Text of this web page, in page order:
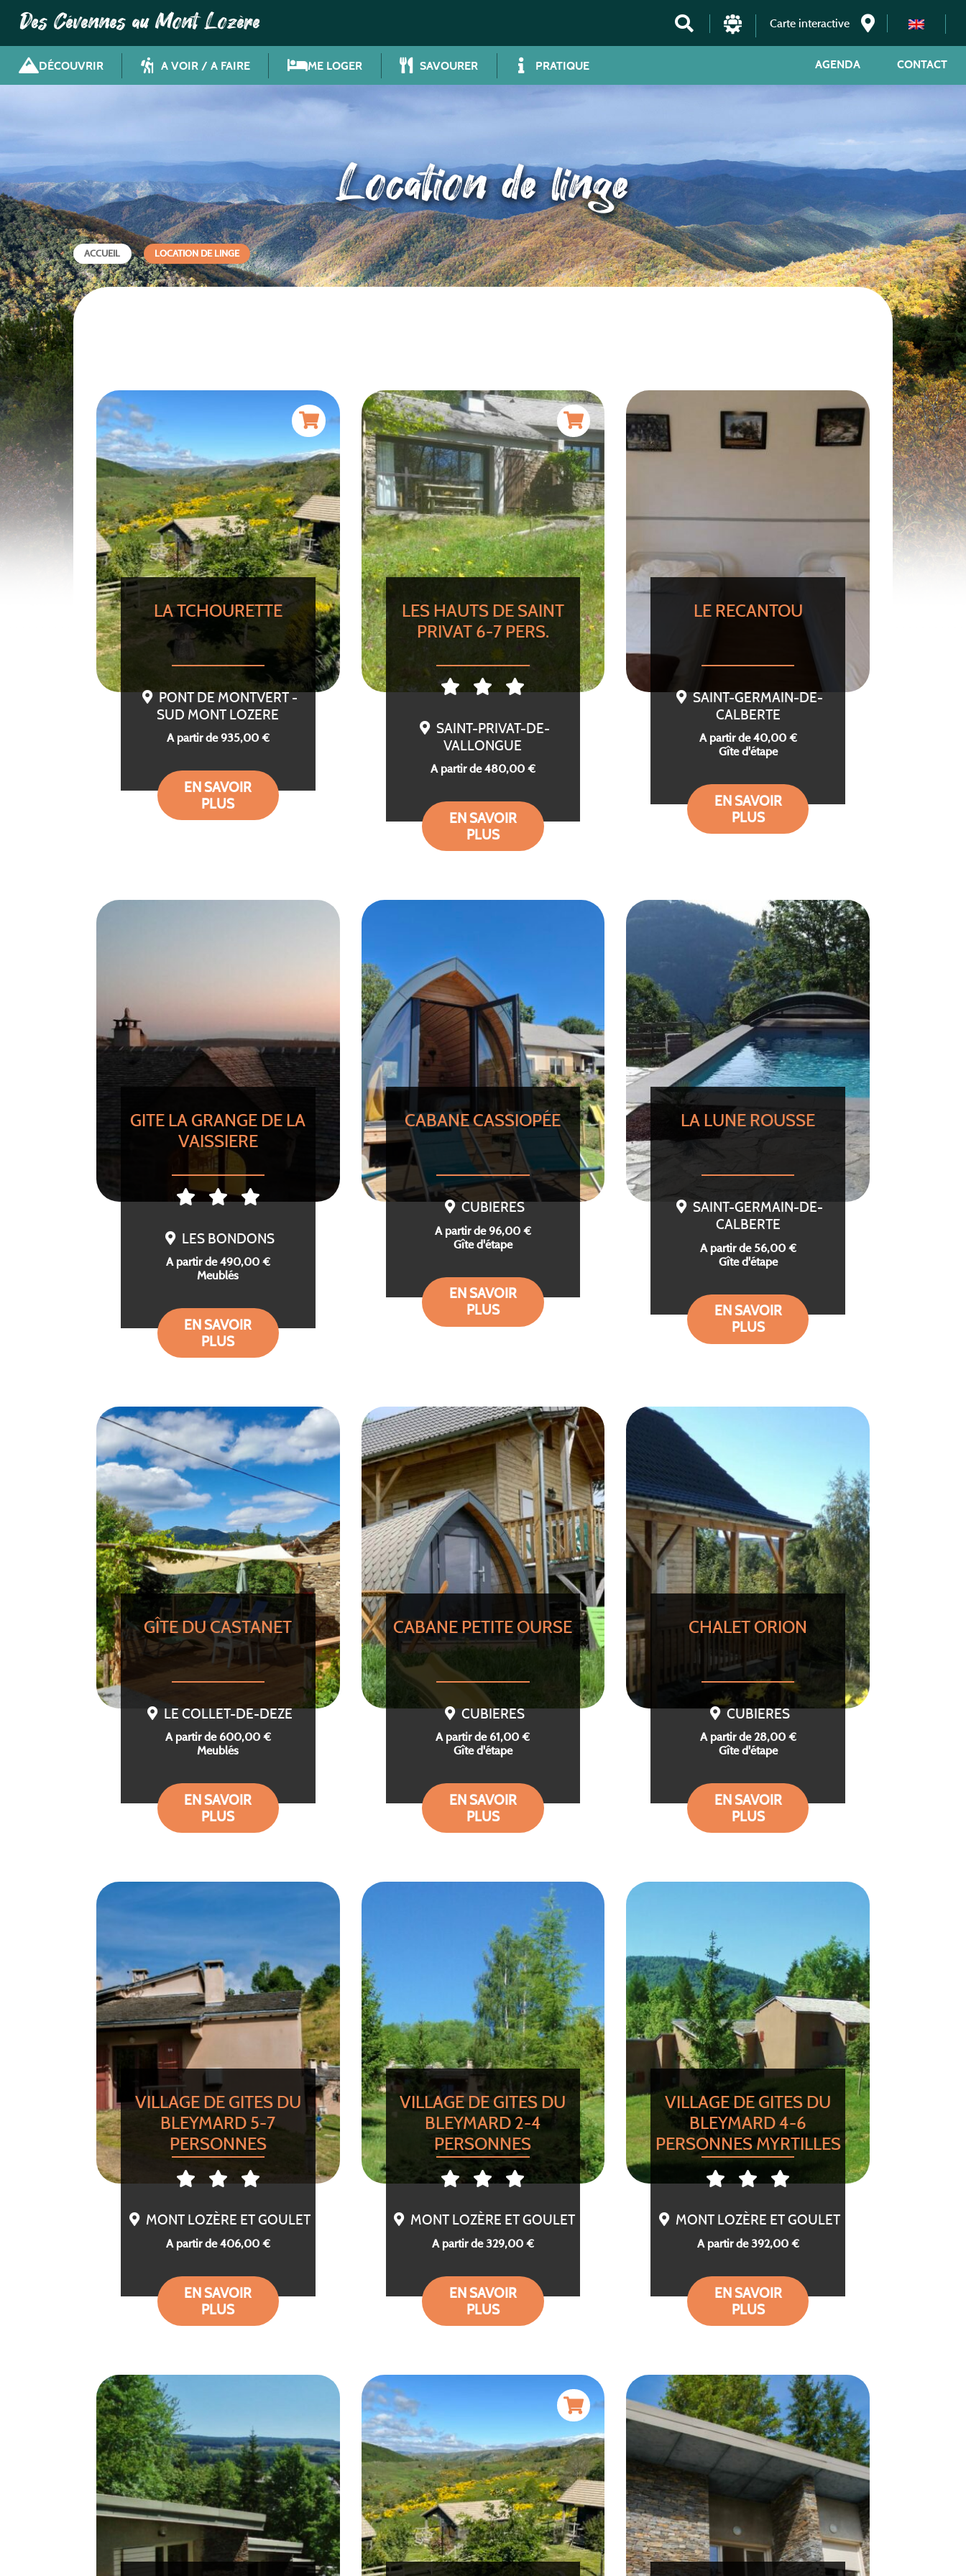
Des Cévennes au Mont Lozère Carte interactive
DÉCOUVRIR A VOIR / A FAIRE ME LOGER SAVOURER PRATIQUE CONTACT
AGENDA
Location de linge
ACCUEIL LOCATION DE LINGE
LA TCHOURETTE
PONT DE MONTVERT -
SUD MONT LOZERE
A partir de 935,00 €
EN SAVOIR
PLUS
LES HAUTS DE SAINT
PRIVAT 6-7 PERS.
SAINT-PRIVAT-DE-
VALLONGUE
A partir de 480,00 €
EN SAVOIR
PLUS
LE RECANTOU
SAINT-GERMAIN-DE-
CALBERTE
A partir de 40,00 €
Gîte d'étape
EN SAVOIR
PLUS
GITE LA GRANGE DE LA
VAISSIERE
LES BONDONS
A partir de 490,00 €
Meublés
EN SAVOIR
PLUS
CABANE CASSIOPÉE
CUBIERES
A partir de 96,00 €
Gîte d'étape
EN SAVOIR
PLUS
LA LUNE ROUSSE
SAINT-GERMAIN-DE-
CALBERTE
A partir de 56,00 €
Gîte d'étape
EN SAVOIR
PLUS
GÎTE DU CASTANET
LE COLLET-DE-DEZE
A partir de 600,00 €
Meublés
EN SAVOIR
PLUS
CABANE PETITE OURSE
CUBIERES
A partir de 61,00 €
Gîte d'étape
EN SAVOIR
PLUS
CHALET ORION
CUBIERES
A partir de 28,00 €
Gîte d'étape
EN SAVOIR
PLUS
VILLAGE DE GITES DU
BLEYMARD 5-7
PERSONNES
MONT LOZÈRE ET GOULET
A partir de 406,00 €
EN SAVOIR
PLUS
VILLAGE DE GITES DU
BLEYMARD 2-4
PERSONNES
MONT LOZÈRE ET GOULET
A partir de 329,00 €
EN SAVOIR
PLUS
VILLAGE DE GITES DU
BLEYMARD 4-6
PERSONNES MYRTILLES
MONT LOZÈRE ET GOULET
A partir de 392,00 €
EN SAVOIR
PLUS